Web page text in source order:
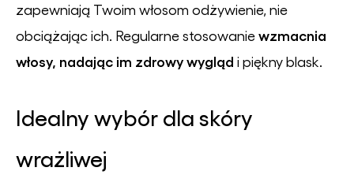
zapewniają Twoim włosom odżywienie, nie
obciążając ich. Regularne stosowaniewzmacnia
włosy, nadając im zdrowy wygląd i piękny blask.
Idealny wybór dla skóry
wrażliwej